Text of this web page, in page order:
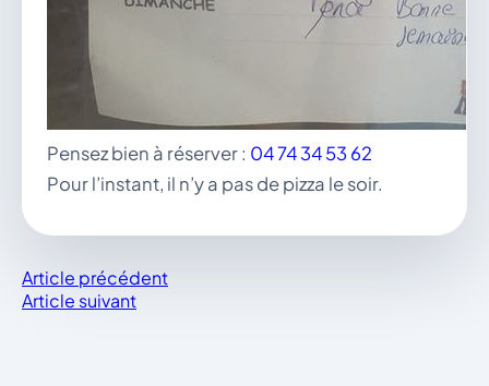
Pensez bien à réserver : 04 74 34 53 62
Pour l’instant, il n’y a pas de pizza le soir.
Article précédent
Article suivant